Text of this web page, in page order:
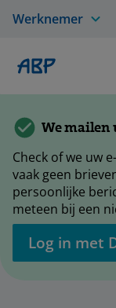
Werknemer
We mailen
Check of we uw
vaak geen
persoonlijke
meteen bij een
Log in met